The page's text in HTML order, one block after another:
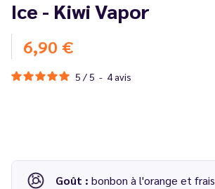
Ice - Kiwi Vapor
6,90 €
5 / 5 - 4avis
Goût : bonbon à l'orange et frais